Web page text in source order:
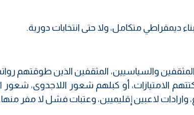
ديمقراطي متكامل، ولا حتى انتخابات دورية.
والسياسيين، المثقفين الذين طوقتهم
الامتيازات، أو كبلهم شعور اللاجدوى، شعور
لاعبين إقليميين، وعتبات فشل لا مفر منها.